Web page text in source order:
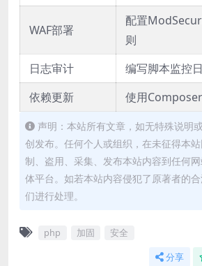
WAF部署
配置
则
日志审计 编写脚本监控
依赖更新
使用
声明：本站所有文章，如无特殊说明
创发布。任何个人或组织，在未征得本
制、盗用、采集、发布本站内容到任何
体平台。如若本站内容侵犯了原著者的
们进行处理。
php 加固 安全
分享